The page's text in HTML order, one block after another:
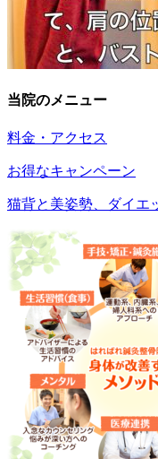
当院のメニュー
料金・アクセス
お得なキャンペーン
猫背と美姿勢、ダイエ